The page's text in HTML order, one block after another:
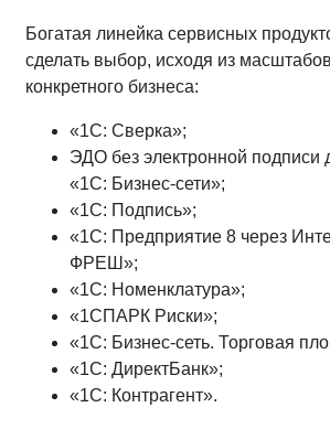
Богатая линейка сервисных
сделать выбор, исходя из
конкретного бизнеса:
«1С: Сверка»;
ЭДО без электронной подписи
«1С: Бизнес-сети»;
«1С: Подпись»;
«1С: Предприятие 8 через
ФРЕШ»;
«1С: Номенклатура»;
«1СПАРК Риски»;
«1С: Бизнес-сеть. Торговая
«1С: ДиректБанк»;
«1С: Контрагент».